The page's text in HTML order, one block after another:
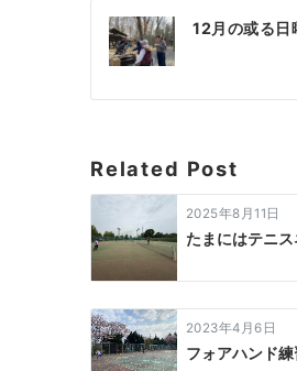
投
稿
ゲ
ー
シ
ョ
ン
12月の或る日
Related Post
2025年8月11日
たまにはテニス
2023年4月6日
フォアハンド練